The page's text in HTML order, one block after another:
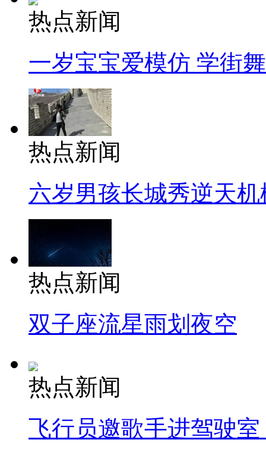
热点新闻
一岁宝宝爱模仿 学街
热点新闻
六岁男孩长城秀逆天机
热点新闻
双子座流星雨划夜空
热点新闻
飞行员邀歌手进驾驶